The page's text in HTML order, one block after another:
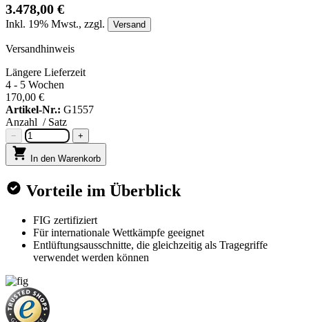
3.478,00 €
Inkl. 19% Mwst., zzgl. Versand
Versandhinweis
Längere Lieferzeit
4 - 5 Wochen
170,00 €
Artikel-Nr.: G1557
Anzahl / Satz
− +
In den Warenkorb
Vorteile im Überblick
FIG zertifiziert
Für internationale Wettkämpfe geeignet
Entlüftungsausschnitte, die gleichzeitig als Tragegriffe
verwendet werden können